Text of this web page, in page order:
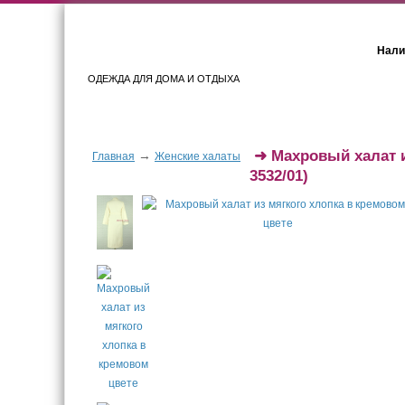
ОДЕЖДА ДЛЯ ДОМА И ОТДЫХА
Главная → Женские халаты ➜ Махровый халат
3532/01)